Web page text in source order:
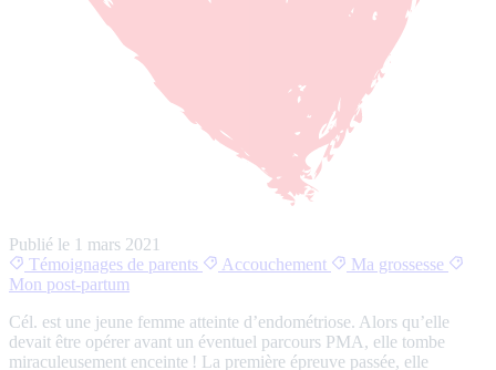
Publié le 1 mars 2021
Témoignages de parents
Accouchement
Ma grossesse
Mon post-partum
Cél. est une jeune femme atteinte d’endométriose. Alors qu’elle
devait être opérer avant un éventuel parcours PMA, elle tombe
miraculeusement enceinte ! La première épreuve passée, elle